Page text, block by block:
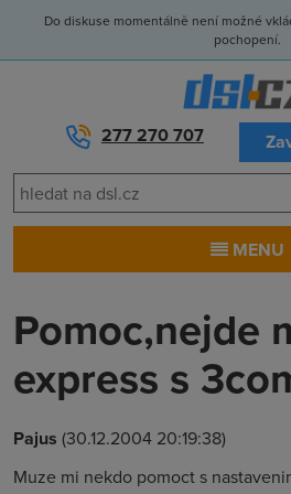
Do diskuse momentálně není možné
pochopení.
277 270 707
MENU
Pomoc,nejde
express s
Pajus (30.12.2004 20:19:38)
Muze mi nekdo pomoct s